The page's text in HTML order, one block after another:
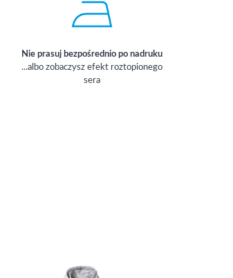
Nie prasuj bezpośrednio po nadruku
...albo zobaczysz efekt roztopionego
sera